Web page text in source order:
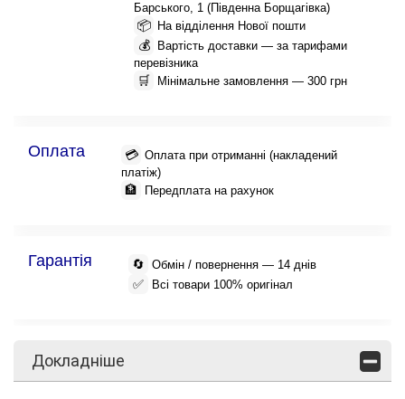
Барського, 1 (Південна Борщагівка)
📦 На відділення Нової пошти
💰
Вартість доставки — за тарифами
перевізника
🛒 Мінімальне замовлення — 300 грн
Оплата 💳 Оплата при отриманні (накладений
платіж)
🏦 Передплата на рахунок
Гарантія 🔄 Обмін / повернення — 14 днів
✅ Всі товари 100% оригінал
Докладніше